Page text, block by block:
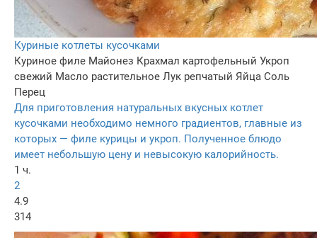
Куриные котлеты кусочками
Куриное филе Майонез Крахмал картофельный Укроп
свежий Масло растительное Лук репчатый Яйца Соль
Перец
Для приготовления натуральных вкусных котлет
кусочками необходимо немного градиентов, главные из
которых — филе курицы и укроп. Полученное блюдо
имеет небольшую цену и невысокую калорийность.
1 ч.
2
4.9
314